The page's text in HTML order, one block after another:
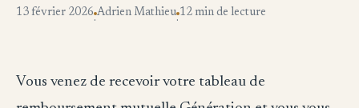
13 février 2026
·
Adrien Mathieu
·
12 min de lecture
Vous venez de recevoir votre tableau de